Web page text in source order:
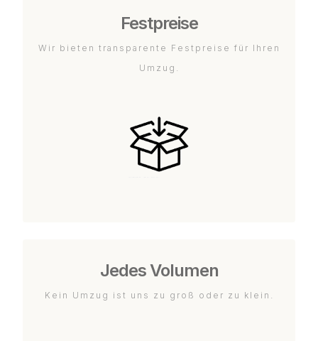
Festpreise
Wir bieten transparente Festpreise für Ihren
Umzug.
Jedes Volumen
Kein Umzug ist uns zu groß oder zu klein.